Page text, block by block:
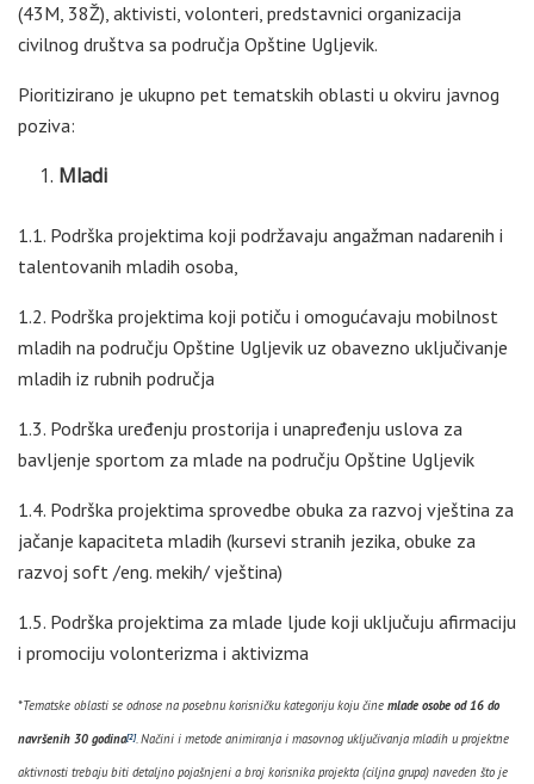
(43M, 38Ž), aktivisti, volonteri, predstavnici organizacija
civilnog društva sa područja Opštine Ugljevik.
Pioritizirano je ukupno pet tematskih oblasti u okviru javnog
poziva:
Mladi
1.1. Podrška projektima koji podržavaju angažman nadarenih i
talentovanih mladih osoba,
1.2. Podrška projektima koji potiču i omogućavaju mobilnost
mladih na području Opštine Ugljevik uz obavezno uključivanje
mladih iz rubnih područja
1.3. Podrška uređenju prostorija i unapređenju uslova za
bavljenje sportom za mlade na području Opštine Ugljevik
1.4. Podrška projektima sprovedbe obuka za razvoj vještina za
jačanje kapaciteta mladih (kursevi stranih jezika, obuke za
razvoj soft /eng. mekih/ vještina)
1.5. Podrška projektima za mlade ljude koji uključuju afirmaciju
i promociju volonterizma i aktivizma
*Tematske oblasti se odnose na posebnu korisničku kategoriju koju čine mlade osobe od 16 do
navršenih 30 godina[2]. Načini i metode animiranja i masovnog uključivanja mladih u projektne
aktivnosti trebaju biti detaljno pojašnjeni a broj korisnika projekta (ciljna grupa) naveden što je